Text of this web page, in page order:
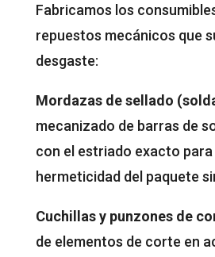
Fabricamos los
repuestos mecánicos que
desgaste:
Mordazas de sellado
mecanizado de barras de
con el estriado exacto
hermeticidad del paquete
Cuchillas y punzones de
de elementos de corte en